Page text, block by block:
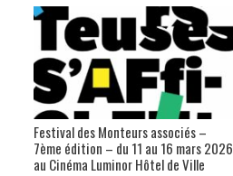
Festival des Monteurs associés –
7ème édition – du 11 au 16 mars 2026
au Cinéma Luminor Hôtel de Ville